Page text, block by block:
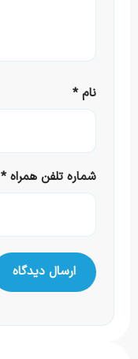
نام*
شماره تلفن همراه*